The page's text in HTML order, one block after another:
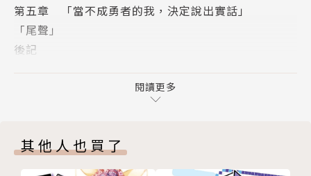
第五章 「當不成勇者的我，決定說出實話」
「尾聲」
後記
閱讀更多
其他人也買了